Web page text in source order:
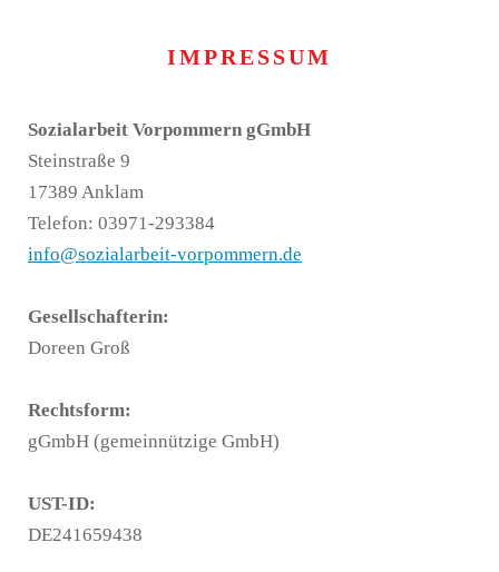
IMPRESSUM
Sozialarbeit Vorpommern gGmbH
Steinstraße 9
17389 Anklam
Telefon: 03971-293384
info@sozialarbeit-vorpommern.de
Gesellschafterin:
Doreen Groß
Rechtsform:
gGmbH (gemeinnützige GmbH)
UST-ID:
DE241659438